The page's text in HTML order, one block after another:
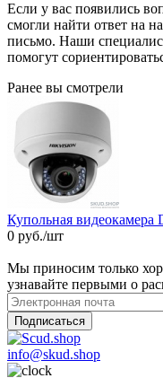
Если у вас появились
смогли найти ответ на
письмо. Наши
помогут
Ранее вы смотрели
Купольная
0 руб./шт
Мы приносим только
узнавайте первыми о
Подписаться
info@skud.shop